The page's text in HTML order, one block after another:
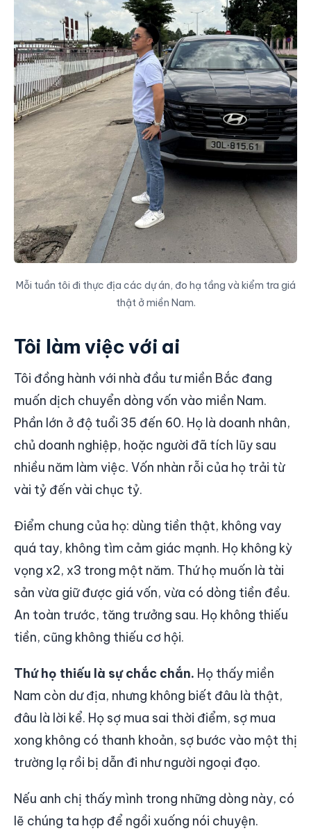
Mỗi tuần tôi đi thực địa các dự án, đo hạ tầng và kiểm tra giá
thật ở miền Nam.
Tôi làm việc với ai
Tôi đồng hành với nhà đầu tư miền Bắc đang
muốn dịch chuyển dòng vốn vào miền Nam.
Phần lớn ở độ tuổi 35 đến 60. Họ là doanh nhân,
chủ doanh nghiệp, hoặc người đã tích lũy sau
nhiều năm làm việc. Vốn nhàn rỗi của họ trải từ
vài tỷ đến vài chục tỷ.
Điểm chung của họ: dùng tiền thật, không vay
quá tay, không tìm cảm giác mạnh. Họ không kỳ
vọng x2, x3 trong một năm. Thứ họ muốn là tài
sản vừa giữ được giá vốn, vừa có dòng tiền đều.
An toàn trước, tăng trưởng sau. Họ không thiếu
tiền, cũng không thiếu cơ hội.
Thứ họ thiếu là sự chắc chắn. Họ thấy miền
Nam còn dư địa, nhưng không biết đâu là thật,
đâu là lời kể. Họ sợ mua sai thời điểm, sợ mua
xong không có thanh khoản, sợ bước vào một thị
trường lạ rồi bị dẫn đi như người ngoại đạo.
Nếu anh chị thấy mình trong những dòng này, có
lẽ chúng ta hợp để ngồi xuống nói chuyện.